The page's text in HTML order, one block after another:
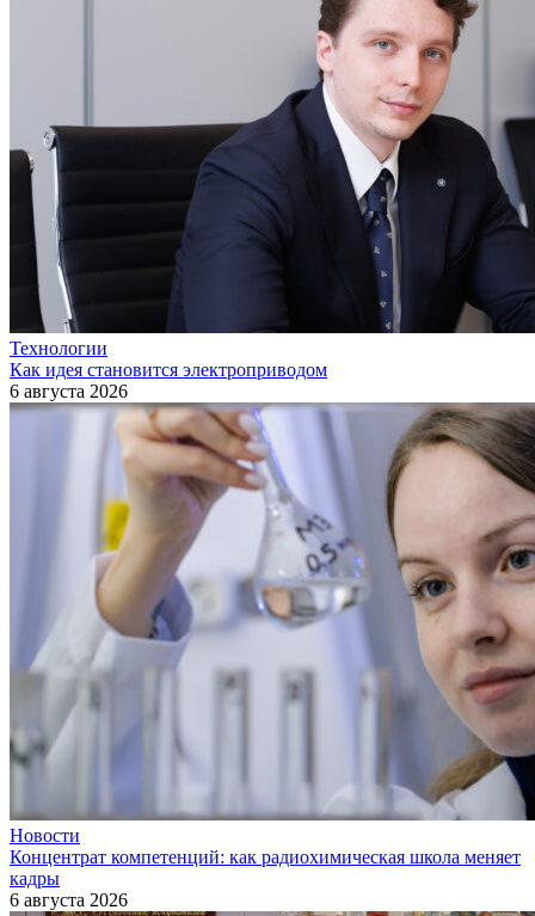
Технологии
Как идея становится электроприводом
6 августа 2026
Новости
Концентрат компетенций: как радиохимическая школа меняет
кадры
6 августа 2026